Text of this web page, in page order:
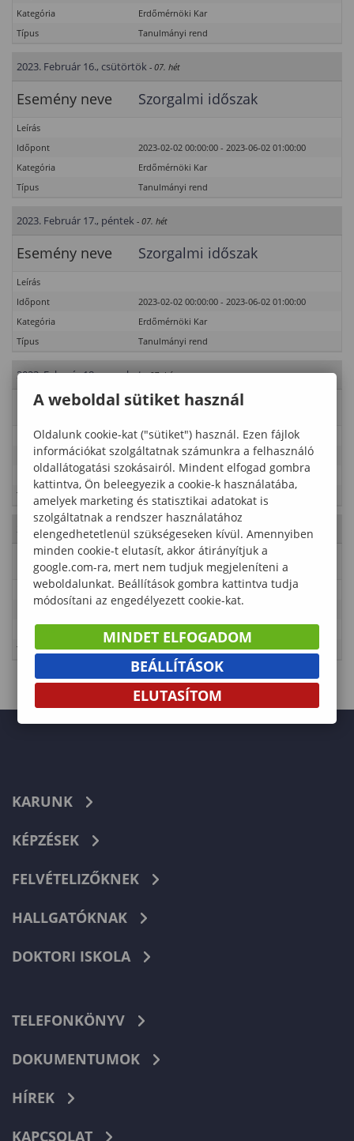
Kategória
Erdőmérnöki Kar
Típus
Tanulmányi rend
2023. Február 16., csütörtök - 07. hét
Esemény neve Szorgalmi időszak
Leírás
Időpont
2023-02-02 00:00:00 - 2023-06-02 01:00:00
Kategória
Erdőmérnöki Kar
Típus
Tanulmányi rend
2023. Február 17., péntek - 07. hét
Esemény neve Szorgalmi időszak
Leírás
Időpont
2023-02-02 00:00:00 - 2023-06-02 01:00:00
Kategória
Erdőmérnöki Kar
Típus
Tanulmányi rend
2023. Február 18., szombat - 07. hét
Esemény neve Szorgalmi időszak
Leírás
Időpont
2023-02-02 00:00:00 - 2023-06-02 01:00:00
Kategória
Erdőmérnöki Kar
Típus
Tanulmányi rend
2023. Február 19., vasárnap - 07. hét
Esemény neve Szorgalmi időszak
Leírás
2023-02-02 00:00:00 - 2023-06-02 01:00:00
Kategória
Erdőmérnöki Kar
Típus
Tanulmányi rend
KARUNK
KÉPZÉSEK
FELVÉTELIZŐKNEK
HALLGATÓKNAK
DOKTORI ISKOLA
TELEFONKÖNYV
DOKUMENTUMOK
HÍREK
KAPCSOLAT
A weboldal sütiket használ
Oldalunk cookie-kat ("sütiket") használ. Ezen fájlok
információkat szolgáltatnak számunkra a felhasználó
oldallátogatási szokásairól. Mindent elfogad gombra
kattintva, Ön beleegyezik a cookie-k használatába,
amelyek marketing és statisztikai adatokat is
szolgáltatnak a rendszer használatához
elengedhetetlenül szükségeseken kívül. Amennyiben
minden cookie-t elutasít, akkor átirányítjuk a
google.com-ra, mert nem tudjuk megjeleníteni a
weboldalunkat. Beállítások gombra kattintva tudja
módosítani az engedélyezett cookie-kat.
MINDET ELFOGADOM
BEÁLLÍTÁSOK
ELUTASÍTOM